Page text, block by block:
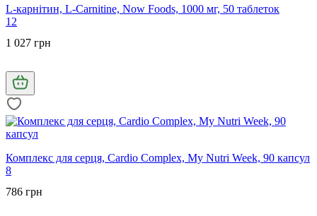
L-карнітин, L-Carnitine, Now Foods, 1000 мг, 50 таблеток
12
1 027 грн
Комплекс для серця, Cardio Complex, My Nutri Week, 90 капсул
8
786 грн